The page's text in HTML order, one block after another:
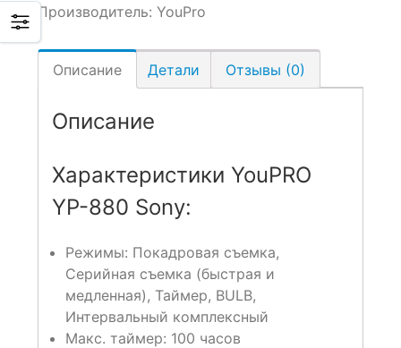
Производитель: YouPro
Описание Детали Отзывы (0)
Описание
Характеристики YouPRO
YP-880 Sony:
Режимы: Покадровая съемка,
Серийная съемка (быстрая и
медленная), Таймер, BULB,
Интервальный комплексный
Макс. таймер: 100 часов